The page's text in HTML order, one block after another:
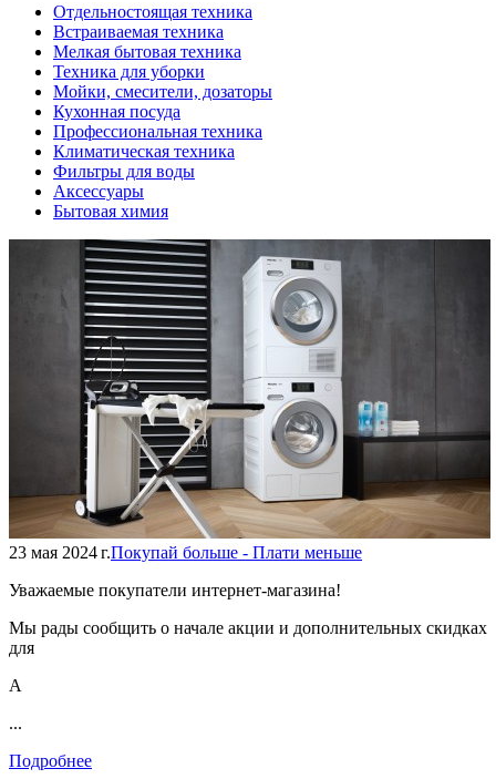
Отдельностоящая техника
Встраиваемая техника
Мелкая бытовая техника
Техника для уборки
Мойки, смесители, дозаторы
Кухонная посуда
Профессиональная техника
Климатическая техника
Фильтры для воды
Аксессуары
Бытовая химия
23 мая 2024 г.Покупай больше - Плати меньше
Уважаемые покупатели интернет-магазина!
Мы рады сообщить о начале акции и дополнительных скидках
для
А
...
Подробнее